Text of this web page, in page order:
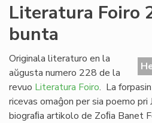
Literatura Foiro
bunta
Originala literaturo en la
aŭgusta numero 228 de la
revuo Literatura Foiro. La
ricevas omaĝon per sia poemo pri
biograﬁa artikolo de Zoﬁa Banet